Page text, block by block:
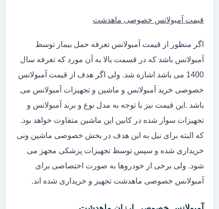
قیمت آمبولانس خصوصی ماهدشت
اگر منظور از قیمت آمبولانس تعرفه حمل بیمار توسط
آمبولانس باشد که در قسمت بالا به آن مورد که تعرفه سال
1400 می باشد اشاره شد. ولی اگر هدف از قیمت آمبولانس
خصوصی خرید آمبولانس و ماشین و تجهیزات آمبولانس می
باشد .این قیمت نیز با توجه به مدل نوع و برند آمبولانس و
تجهیزات سوار شده در کابین این ماشین متفاوت خواهد بود.
که البته برای نیل به این هدف در بخش خصوصی ماشین ونی
خریداری شده و سپس توسط تجهیزات پزشکی مجهز می
شود. ولی برخی از خودروها به صورت اختصاصی برای
آمبولانس خصوصی ماهدشت تجهیز و خریداری شده اند.